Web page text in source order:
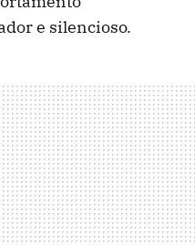
e silencioso.